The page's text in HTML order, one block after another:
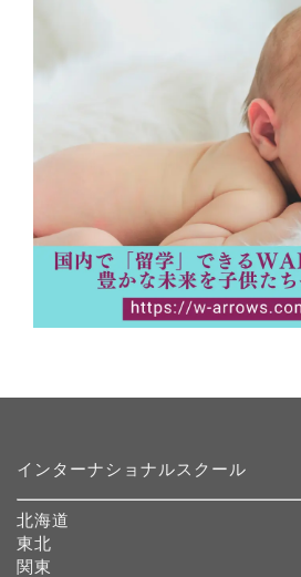
インターナショナルスクール
北海道
東北
関東